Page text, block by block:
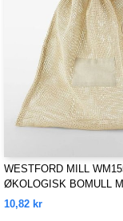
WESTFORD MILL
ØKOLOGISK BOMULL
SACKS
10,82 kr